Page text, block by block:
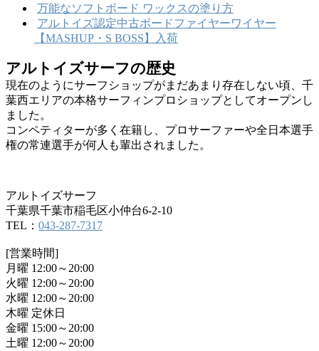
万能なソフトボード ワックスの塗り方
アルトイズ認定中古ボードファイヤーワイヤー
【MASHUP・S BOSS】入荷
アルトイズサーフの歴史
現在のようにサーフショップがまだあまり存在しない頃、千
葉西エリアの本格サーフィンプロショップとしてオープンし
ました。
コンペティターが多く在籍し、プロサーファーや全日本選手
権の常連選手が何人も輩出されました。
アルトイズサーフ
千葉県千葉市稲毛区小仲台6-2-10
TEL： 043-287-7317
[営業時間]
月曜 12:00～20:00
火曜 12:00～20:00
水曜 12:00～20:00
木曜 定休日
金曜 15:00～20:00
土曜 12:00～20:00